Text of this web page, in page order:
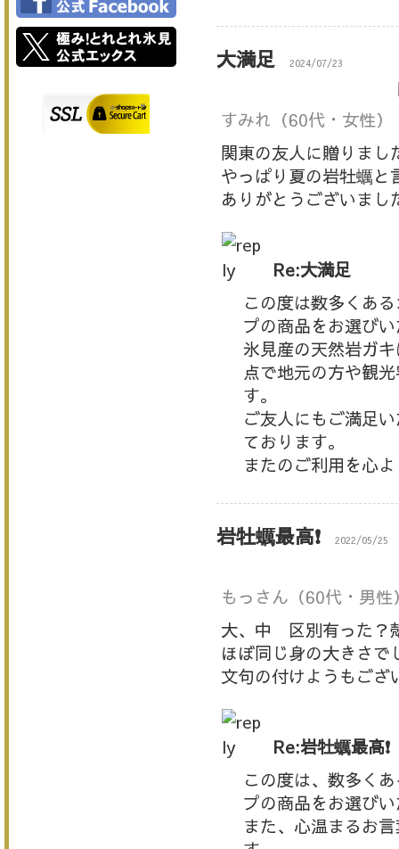
大満足 2024/07/23
すみれ （60代・女性）
関東の友人に贈りまし
やっぱり夏の岩牡蠣と
ありがとうございまし
Re:大満足
この度は数多くあ
プの商品をお選び
氷見産の天然岩ガ
点で地元の方や観
す。
ご友人にもご満足
ております。
またのご利用を心
岩牡蠣最高❗️ 2022/05/25
もっさん （60代・男性
大、中 区別有った？
ほぼ同じ身の大きさで
文句の付けようもござ
Re:岩牡蠣最高❗️
この度は、数多く
プの商品をお選び
また、心温まるお